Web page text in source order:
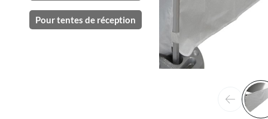
Pour tentes de réception
Précédent